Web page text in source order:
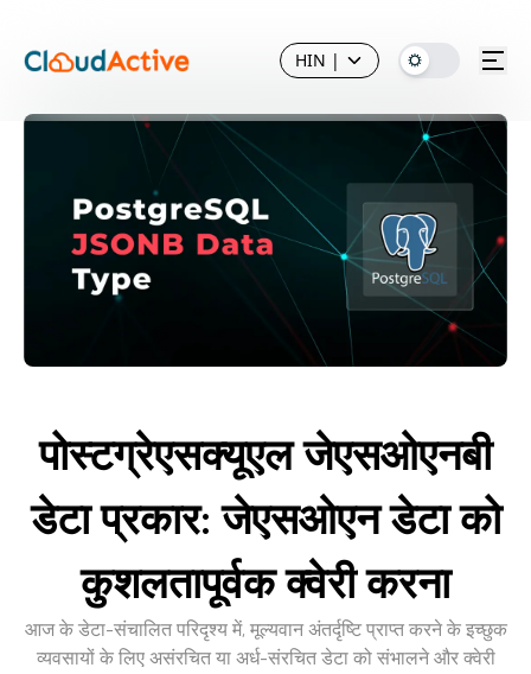
HIN |
पोस्टग्रेएसक्यूएल जेएसओएनबी
डेटा प्रकार: जेएसओएन डेटा को
कुशलतापूर्वक क्वेरी करना
आज के डेटा-संचालित परिदृश्य में, मूल्यवान अंतर्दृष्टि प्राप्त करने के इच्छुक
व्यवसायों के लिए असंरचित या अर्ध-संरचित डेटा को संभालने और क्वेरी